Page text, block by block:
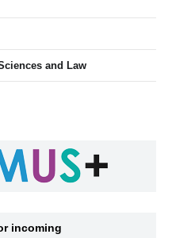
and Law
incoming